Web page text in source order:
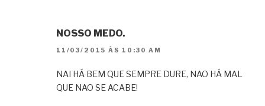
NOSSO MEDO.
11/03/2015 ÀS 10:30 AM
NAI HÁ BEM QUE SEMPRE DURE, NAO HÁ MAL
QUE NAO SE ACABE!